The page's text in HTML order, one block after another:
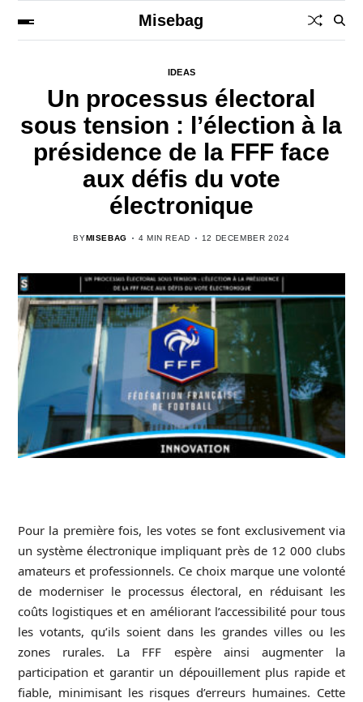
Misebag
IDEAS
Un processus électoral
sous tension : l’élection à la
présidence de la FFF face
aux défis du vote
électronique
BYMISEBAG 4 MIN READ 12 DECEMBER 2024
Pour la première fois, les votes se font exclusivement via
un système électronique impliquant près de 12 000 clubs
amateurs et professionnels. Ce choix marque une volonté
de moderniser le processus électoral, en réduisant les
coûts logistiques et en améliorant l’accessibilité pour tous
les votants, qu’ils soient dans les grandes villes ou les
zones rurales. La FFF espère ainsi augmenter la
participation et garantir un dépouillement plus rapide et
fiable, minimisant les risques d’erreurs humaines. Cette